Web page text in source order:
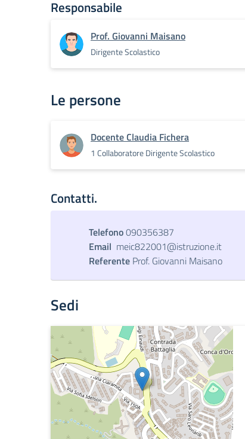
Responsabile
Prof. Giovanni Maisano
Dirigente Scolastico
Le persone
Docente Claudia Fichera
1 Collaboratore Dirigente Scolastico
Contatti.
Telefono090356387
Email meic822001@istruzione.it
Referente Prof. Giovanni Maisano
Sedi